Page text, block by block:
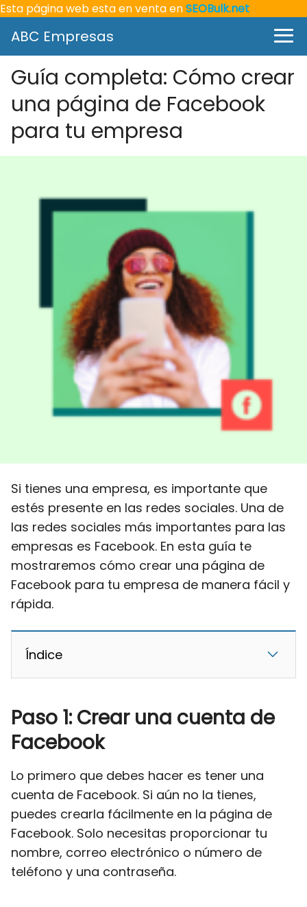
Esta página web esta en venta enSEOBulk.net
ABC Empresas
Guía completa: Cómo crear
una página de Facebook
para tu empresa
Si tienes una empresa, es importante que
estés presente en las redes sociales. Una de
las redes sociales más importantes para las
empresas es Facebook. En esta guía te
mostraremos cómo crear una página de
Facebook para tu empresa de manera fácil y
rápida.
Índice
Paso 1: Crear una cuenta de
Facebook
Lo primero que debes hacer es tener una
cuenta de Facebook. Si aún no la tienes,
puedes crearla fácilmente en la página de
Facebook. Solo necesitas proporcionar tu
nombre, correo electrónico o número de
teléfono y una contraseña.